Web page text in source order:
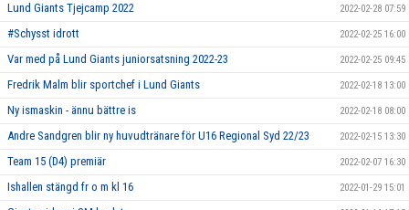
Lund Giants Tjejcamp 2022 2022-02-28 07:59
#Schysst idrott 2022-02-25 16:00
Var med på Lund Giants juniorsatsning 2022-23 2022-02-25 09:45
Fredrik Malm blir sportchef i Lund Giants 2022-02-18 13:00
Ny ismaskin - ännu bättre is 2022-02-18 08:00
Andre Sandgren blir ny huvudtränare för U16 Regional Syd 22/23 2022-02-15 13:30
Team 15 (D4) premiär 2022-02-07 16:30
Ishallen stängd fr o m kl 16 2022-01-29 15:01